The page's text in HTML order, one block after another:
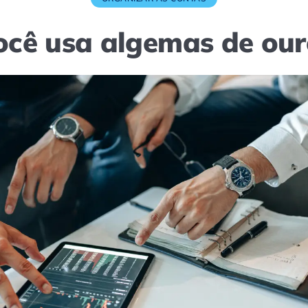
usa algemas de